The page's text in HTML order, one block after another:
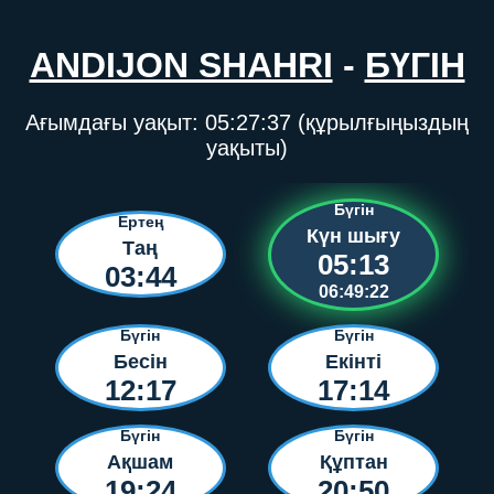
ANDIJON SHAHRI - БҮГІН
Ағымдағы уақыт: 05:27:37 (құрылғыңыздың
уақыты)
Ертең
Таң
03:44
Бүгін
Күн шығу
05:13
06:49:22
Бүгін
Бесін
12:17
Бүгін
Екінті
17:14
Бүгін
Ақшам
Бүгін
Құптан